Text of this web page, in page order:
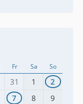
Fr Sa So
31 1
2
7 8
9